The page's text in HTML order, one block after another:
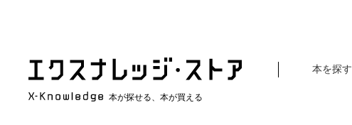
本が探せる、本が買える
本を探す